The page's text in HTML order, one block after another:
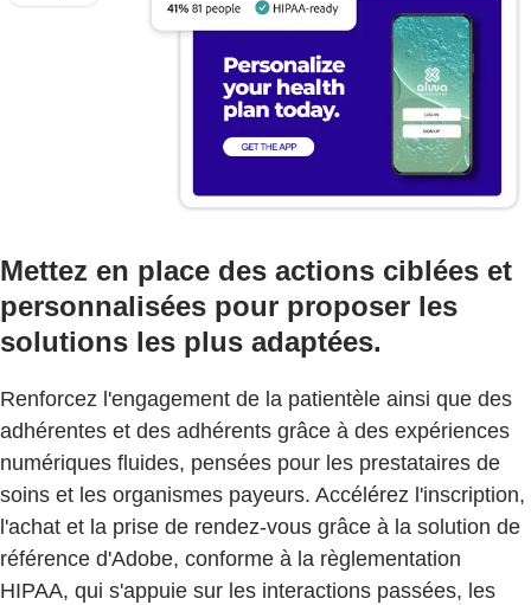
Mettez en place des actions ciblées et
personnalisées pour proposer les
solutions les plus adaptées.
Renforcez l'engagement de la patientèle ainsi que des
adhérentes et des adhérents grâce à des expériences
numériques fluides, pensées pour les prestataires de
soins et les organismes payeurs. Accélérez l'inscription,
l'achat et la prise de rendez-vous grâce à la solution de
référence d'Adobe, conforme à la règlementation
HIPAA, qui s'appuie sur les interactions passées, les